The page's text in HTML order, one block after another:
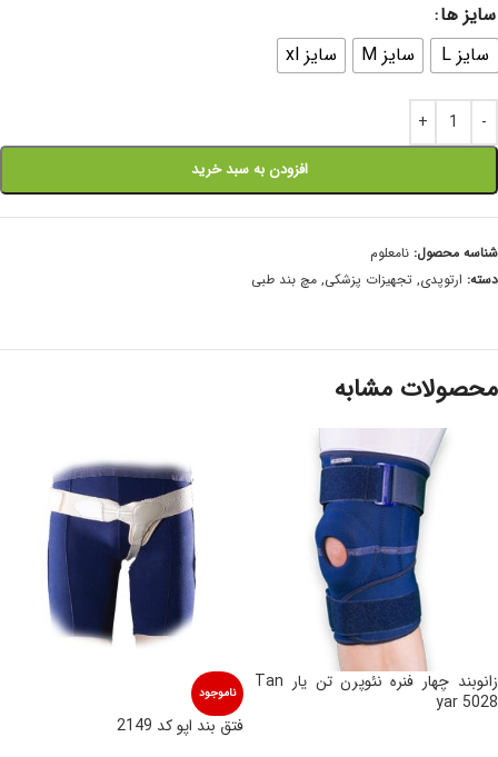
سایز ها
سایز L
سایز M سایز xl
افزودن به سبد خرید
شناسه محصول: نامعلوم
دسته: ارتوپدی, تجهیزات پزشکی, مچ بند طبی
محصولات مشابه
زانوبند چهار فنره نئوپرن تن یار Tan
yar 5028
ناموجود
فتق بند اپو کد 2149